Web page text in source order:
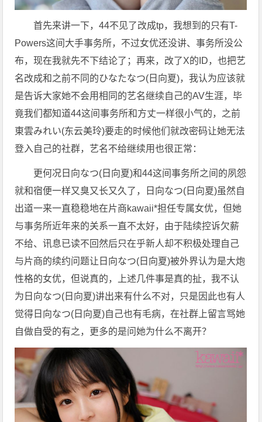
首先来讲一下，44不见了改成tp，我想到的只有T-
Powers这间大手事务所，不过女优还没讲、事务所没公
布，现在我就先不下结论了；再来，改了X的ID，也把艺
名改成和之前不同的ひなたなつ(日向夏)，我认为应该就
是告诉大家她不会用相同的艺名继续自己的AV生涯，毕
竟我们都知道44这间事务所和方丈一样很小气的，之前
東雲みれい(东云美玲)要走的时候他们就改密码让她无法
登入自己的社群，艺名不给继续用也很正常：
更何况日向なつ(日向夏)和44这间事务所之间的夙怨
就和宿便一样又臭又长又久了，日向なつ(日向夏)虽然自
出道一来一直稳稳地在片商kawaii*担任专属女优，但她
与事务所近年来的关系一直不太好，由于陆续控诉欠薪
不给、讯息已读不回然后只在乎新人却不积极处理自己
与片商的续约问题让日向なつ(日向夏)被外界认为是大炮
性格的女优，但说真的，上述几件事是真的扯，我不认
为日向なつ(日向夏)讲出来有什么不对，只是因此也有人
觉得日向なつ(日向夏)自己也有毛病，在社群上留言骂她
自做自受的有之，更多的是问她为什么不离开？